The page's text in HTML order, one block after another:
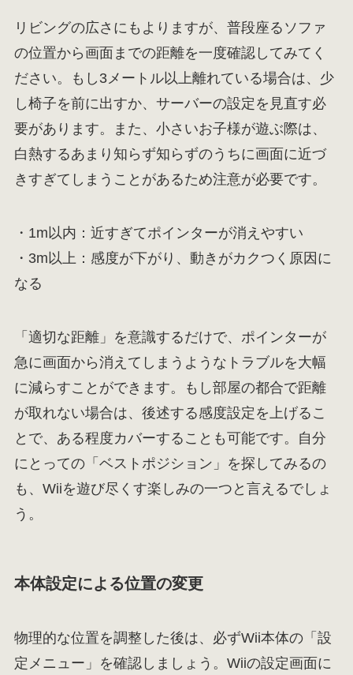
リビングの広さにもよりますが、普段座るソファ
の位置から画面までの距離を一度確認してみてく
ださい。もし3メートル以上離れている場合は、少
し椅子を前に出すか、サーバーの設定を見直す必
要があります。また、小さいお子様が遊ぶ際は、
白熱するあまり知らず知らずのうちに画面に近づ
きすぎてしまうことがあるため注意が必要です。
・1m以内：近すぎてポインターが消えやすい
・3m以上：感度が下がり、動きがカクつく原因に
なる
「適切な距離」を意識するだけで、ポインターが
急に画面から消えてしまうようなトラブルを大幅
に減らすことができます。もし部屋の都合で距離
が取れない場合は、後述する感度設定を上げるこ
とで、ある程度カバーすることも可能です。自分
にとっての「ベストポジション」を探してみるの
も、Wiiを遊び尽くす楽しみの一つと言えるでしょ
う。
本体設定による位置の変更
物理的な位置を調整した後は、必ずWii本体の「設
定メニュー」を確認しましょう。Wiiの設定画面に